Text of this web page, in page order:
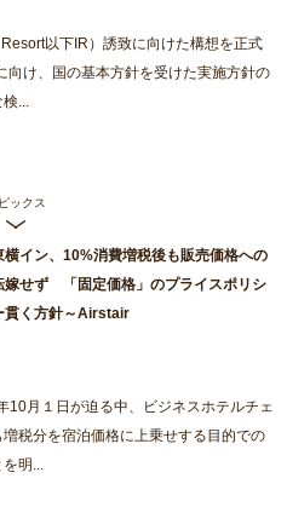
以下IR）誘致に向けた構想を正式
け、国の基本方針を受けた実施方針の
...
ックス
横イン、10%消費増税後も販売価格への
嫁せず 「固定価格」のプライスポリシ
貫く方針～Airstair
月１日が迫る中、ビジネスホテルチェ
税分を宿泊価格に上乗せする目的での
明...